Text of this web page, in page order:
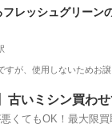
フレッシュグリーン
すが、使用しないためお
田駅 洗濯用品 グ
古いミシン買わ
くてもOK！最大限買